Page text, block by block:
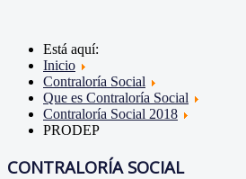
Está aquí:
Inicio
Contraloría Social
Que es Contraloría Social
Contraloría Social 2018
PRODEP
CONTRALORÍA SOCIAL